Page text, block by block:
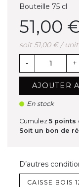
Bouteille 75 cl
51,00
soit 51,00 € /
- +
AJOUTER
En stock
Cumulez 5 points
Soit un bon de
D’autres
CAISSE BOIS